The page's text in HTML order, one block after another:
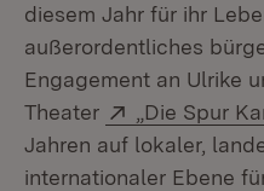
diesem Jahr für ihr
außerordentliches
Engagement an Ulrike
Theater
Extern:
„Die Spur
Jahren auf lokaler,
internationaler Ebene